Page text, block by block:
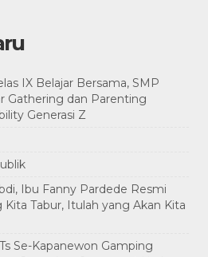
IX Belajar Bersama, SMP
Gathering dan Parenting
Generasi Z
Ibu Fanny Pardede Resmi
Kita Tabur, Itulah yang Akan Kita
Se-Kapanewon Gamping